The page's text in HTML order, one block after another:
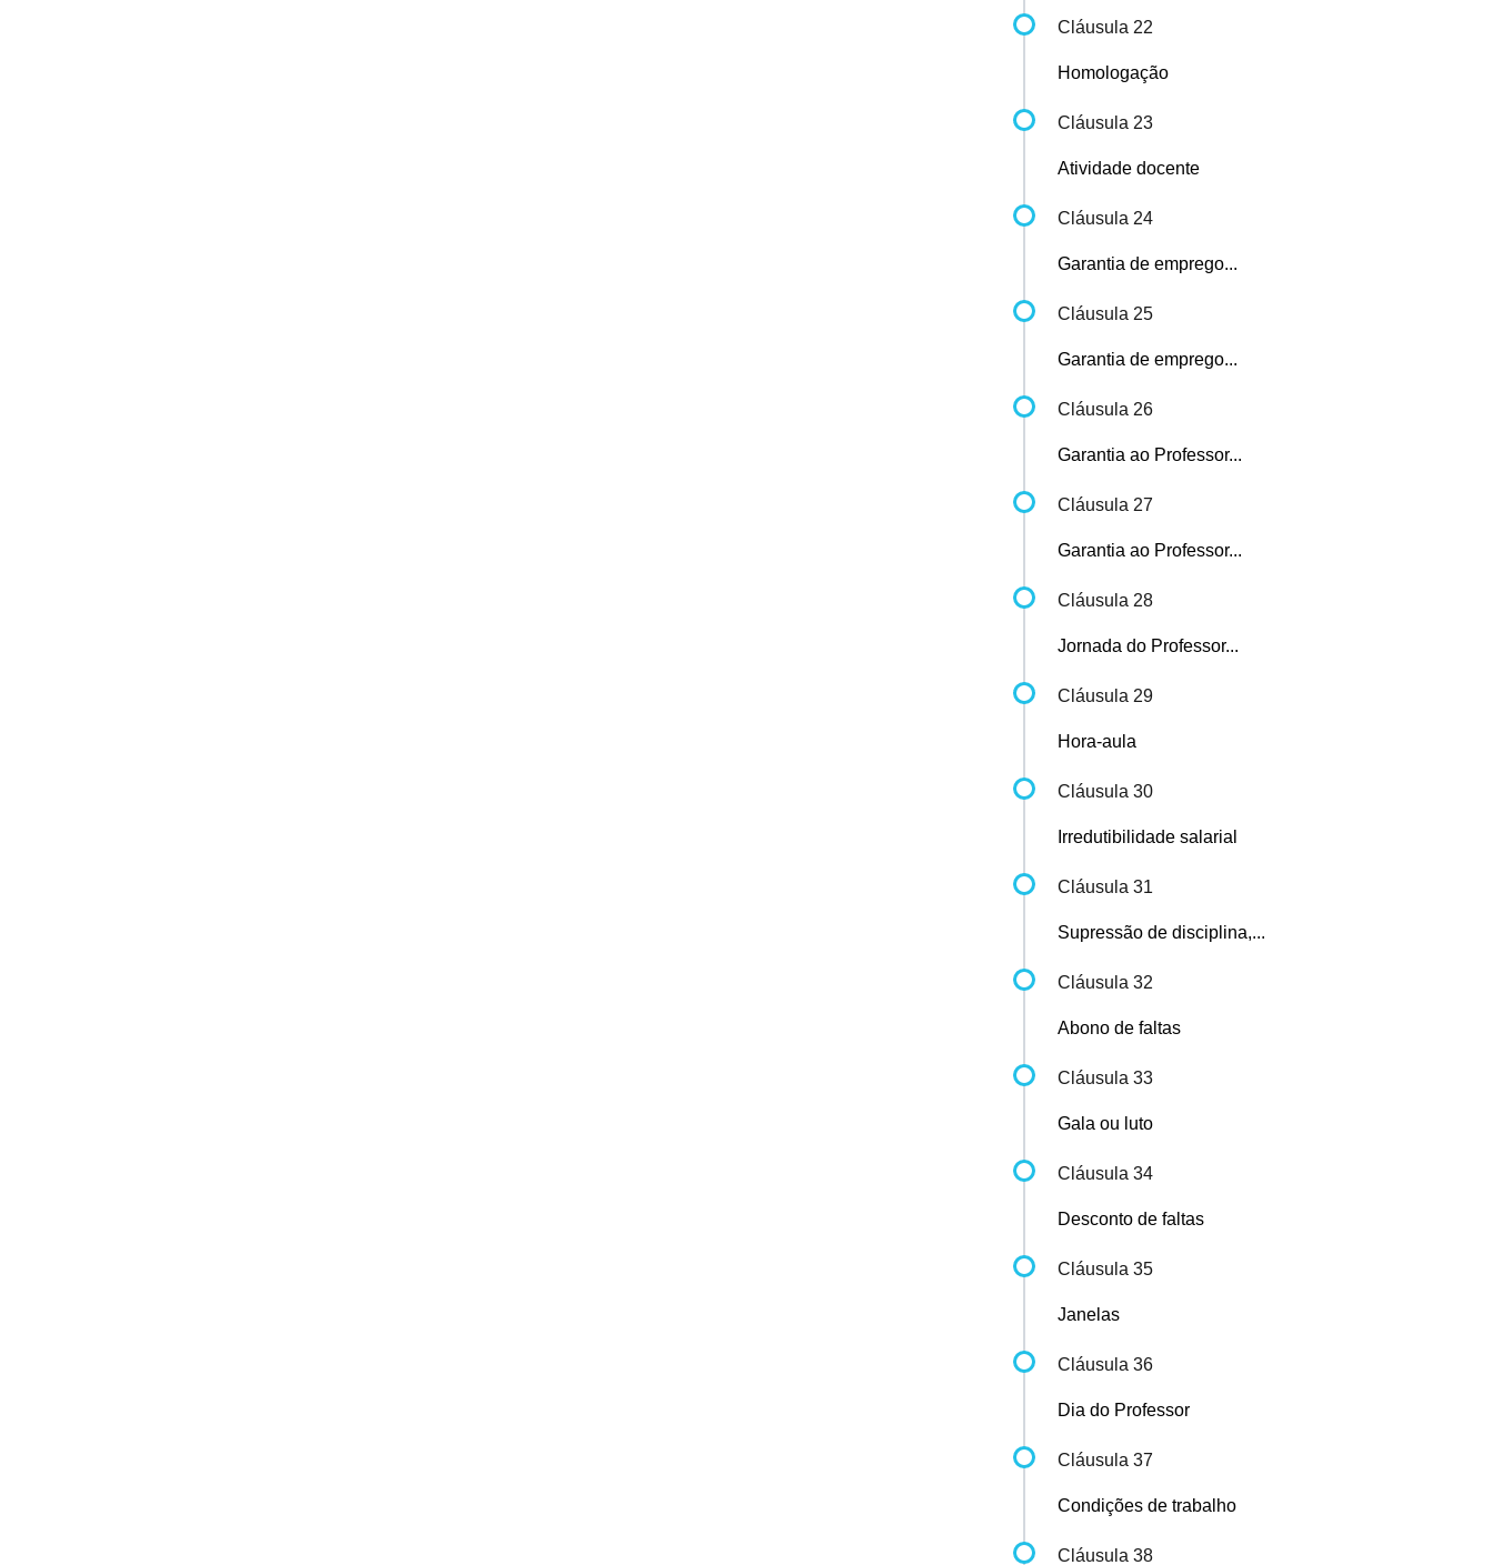
Cláusula 22
Homologação
Cláusula 23
Atividade docente
Cláusula 24
Garantia de emprego...
Cláusula 25
Garantia de emprego...
Cláusula 26
Garantia ao Professor...
Cláusula 27
Garantia ao Professor...
Cláusula 28
Jornada do Professor...
Cláusula 29
Hora-aula
Cláusula 30
Irredutibilidade salarial
Cláusula 31
Supressão de disciplina,...
Cláusula 32
Abono de faltas
Cláusula 33
Gala ou luto
Cláusula 34
Desconto de faltas
Cláusula 35
Janelas
Cláusula 36
Dia do Professor
Cláusula 37
Condições de trabalho
Cláusula 38